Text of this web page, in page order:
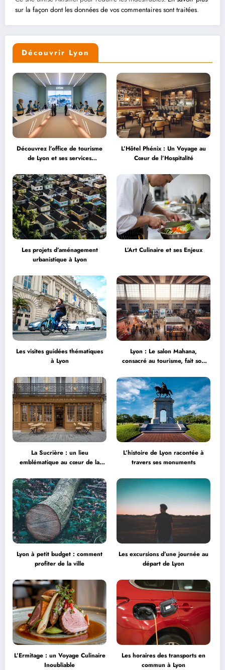
sur la façon dont les données de vos commentaires sont traitées.
Découvrir Lyon
Découvrez l’office de tourisme
de Lyon et ses services
L’Hôtel Phénix : Un Voyage au
Cœur de l’Hospitalité
Les projets d’aménagement
urbanistique à Lyon
L’Art Culinaire et ses Enjeux
Les visites guidées thématiques
à Lyon
Lyon : Le salon Mahana,
consacré au tourisme, fait son
Garnier
La Sucrière : un lieu
emblématique au cœur de la
L’histoire de Lyon racontée à
travers ses monuments
Lyon à petit budget : comment
profiter de la ville
Les excursions d’une journée au
départ de Lyon
L’Ermitage : un Voyage Culinaire
Inoubliable
Les horaires des transports en
commun à Lyon